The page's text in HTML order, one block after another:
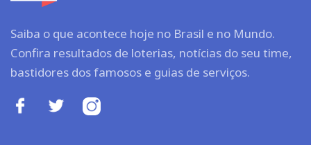
Saiba o que acontece hoje no Brasil e no Mundo.
Confira resultados de loterias, notícias do seu time,
bastidores dos famosos e guias de serviços.